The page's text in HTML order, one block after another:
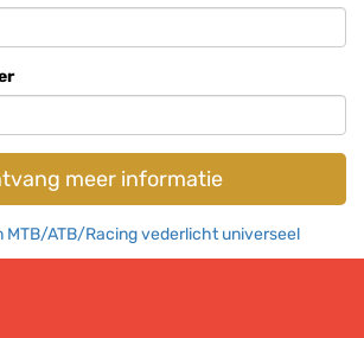
meer informatie
MTB/ATB/Racing vederlicht universeel